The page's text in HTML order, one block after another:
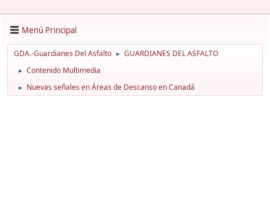
Menú Principal
GDA.-Guardianes Del Asfalto ► GUARDIANES DEL ASFALTO
► Contenido Multimedia
► Nuevas señales en Áreas de Descanso en Canadá